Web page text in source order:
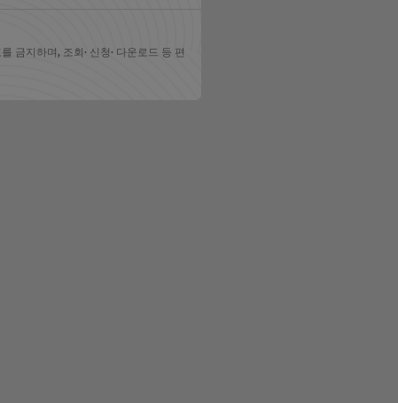
금지하며, 조회· 신청· 다운로드 등 편